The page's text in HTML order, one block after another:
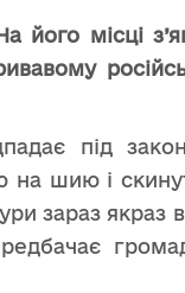
його місці
під
на шию і
зараз якраз